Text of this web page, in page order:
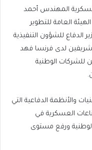
المهندس أحمد
العامة للتطوير
الدفاع للشؤون التنفيذية
الشريفين لدى فرنسا فهد
للشركات الوطنية
والأنظمة الدفاعية التي
العسكرية في
الوطنية ورفع مستوى